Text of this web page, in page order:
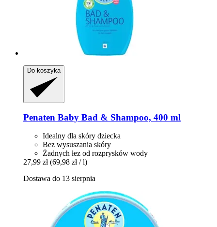
Do koszyka
Penaten Baby Bad & Shampoo, 400 ml
Idealny dla skóry dziecka
Bez wysuszania skóry
Żadnych łez od rozprysków wody
27,99 zł (69,98 zł / l)
Dostawa do 13 sierpnia